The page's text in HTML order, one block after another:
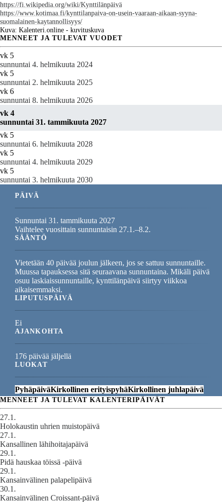
https://fi.wikipedia.org/wiki/Kynttilänpäivä
https://www.kotimaa.fi/kynttilanpaiva-on-usein-vaaraan-aikaan-syyna-
suomalainen-kaytannollisyys/
Kuva: Kalenteri.online - kuvituskuva
MENNEET JA TULEVAT VUODET
vk 5
sunnuntai 4. helmikuuta 2024
vk 5
sunnuntai 2. helmikuuta 2025
vk 6
sunnuntai 8. helmikuuta 2026
vk 4
sunnuntai 31. tammikuuta 2027
vk 5
sunnuntai 6. helmikuuta 2028
vk 5
sunnuntai 4. helmikuuta 2029
vk 5
sunnuntai 3. helmikuuta 2030
PÄIVÄ
Sunnuntai 31. tammikuuta 2027
Vaihtelee vuosittain sunnuntaisin 27.1.–8.2.
SÄÄNTÖ
Vietetään 40 päivää joulun jälkeen, jos se sattuu sunnuntaille.
Muussa tapauksessa sitä seuraavana sunnuntaina. Mikäli päivä
osuu laskiaissunnuntaille, kynttilänpäivä siirtyy viikkoa
aikaisemmaksi.
LIPUTUSPÄIVÄ
Ei
AJANKOHTA
176 päivää jäljellä
LUOKAT
PyhäpäiväKirkollinen erityispyhäKirkollinen juhlapäivä
MENNEET JA TULEVAT KALENTERIPÄIVÄT
27.1.
Holokaustin uhrien muistopäivä
27.1.
Kansallinen lähihoitajapäivä
29.1.
Pidä hauskaa töissä -päivä
29.1.
Kansainvälinen palapelipäivä
30.1.
Kansainvälinen Croissant-päivä